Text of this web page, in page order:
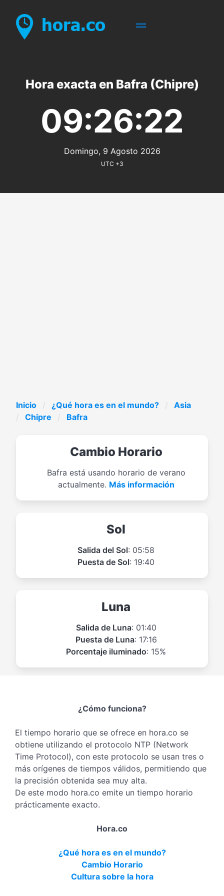
Hora exacta en Bafra (Chipre)
09:26:22
Domingo, 9 Agosto 2026
UTC +3
Inicio ¿Qué hora es en el mundo?
Asia
Chipre
Bafra
Cambio Horario
Bafra está usando horario de verano
actualmente. Más información
Sol
Salida del Sol: 05:58
Puesta de Sol: 19:40
Luna
Salida de Luna: 01:40
Puesta de Luna: 17:16
Porcentaje iluminado: 15%
¿Cómo funciona?
El tiempo horario que se ofrece en hora.co se
obtiene utilizando el protocolo NTP (Network
Time Protocol), con este protocolo se usan tres o
más orígenes de tiempos válidos, permitiendo que
la precisión obtenida sea muy alta.
De este modo hora.co emite un tiempo horario
prácticamente exacto.
Hora.co
¿Qué hora es en el mundo?
Cambio Horario
Cultura sobre la hora